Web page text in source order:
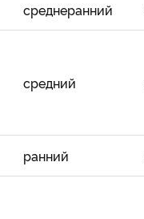
среднеранний
средний
ранний